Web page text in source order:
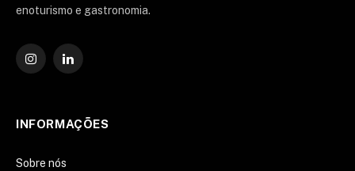
enoturismo e gastronomia.
Instagram
O
INFORMAÇÕES
Sobre nós